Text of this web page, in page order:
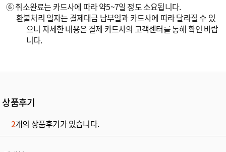
⑥ 취소완료는 카드사에 따라 약5~7일 정도 소요됩니다.
환불처리 일자는 결제대금 납부일과 카드사에 따라 달라질 수 있
으니 자세한 내용은 결제 카드사의 고객센터를 통해 확인 바랍
니다.
상품후기
2개의 상품후기가 있습니다.